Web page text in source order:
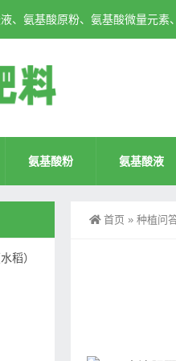
、氨基酸原粉、氨基酸微量元
氨基酸粉 氨基酸液
首页 » 种植问
稻）